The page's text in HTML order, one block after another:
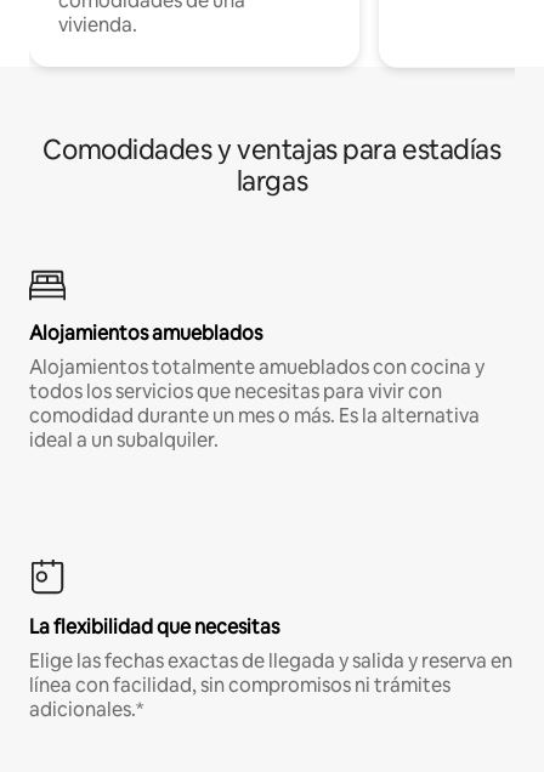
vivienda.
Comodidades y ventajas para estadías
largas
Alojamientos amueblados
Alojamientos totalmente amueblados con cocina y
todos los servicios que necesitas para vivir con
comodidad durante un mes o más. Es la alternativa
ideal a un subalquiler.
La flexibilidad que necesitas
Elige las fechas exactas de llegada y salida y reserva en
línea con facilidad, sin compromisos ni trámites
adicionales.*